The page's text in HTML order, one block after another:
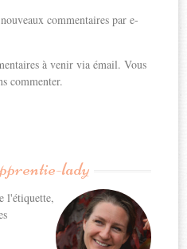
commentaires par e-
à venir via émail. Vous
commenter.
lady
l'étiquette,